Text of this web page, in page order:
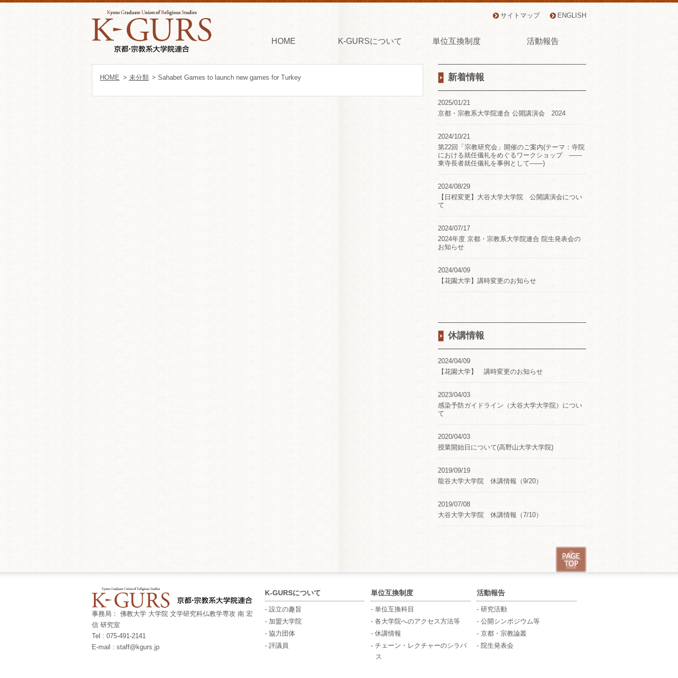
サイトマップ ENGLISH
HOME K-GURSについて 単位互換制度 活動報告
新着情報
2025/01/21
京都・宗教系大学院連合 公開講演会 2024
2024/10/21
第22回「宗教研究会」開催のご案内(テーマ：寺院
における就任儀礼をめぐるワークショップ ――
東寺長者就任儀礼を事例として――)
2024/08/29
【日程変更】大谷大学大学院 公開講演会につい
て
2024/07/17
2024年度 京都・宗教系大学院連合 院生発表会の
お知らせ
2024/04/09
【花園大学】講時変更のお知らせ
休講情報
2024/04/09
【花園大学】 講時変更のお知らせ
2023/04/03
感染予防ガイドライン（大谷大学大学院）につい
て
2020/04/03
授業開始日について(高野山大学大学院)
2019/09/19
龍谷大学大学院 休講情報（9/20）
2019/07/08
大谷大学大学院 休講情報（7/10）
HOME > 未分類 > Sahabet Games to launch new games for Turkey
事務局： 佛教大学 大学院 文学研究科仏教学専攻 南 宏
信 研究室
Tel : 075-491-2141
E-mail : staff@kgurs.jp
K-GURSについて
- 設立の趣旨
- 加盟大学院
- 協力団体
- 評議員
単位互換制度
- 単位互換科目
- 各大学院へのアクセス方法等
- 休講情報
- チェーン・レクチャーのシラバ
ス
活動報告
- 研究活動
- 公開シンポジウム等
- 京都・宗教論叢
- 院生発表会